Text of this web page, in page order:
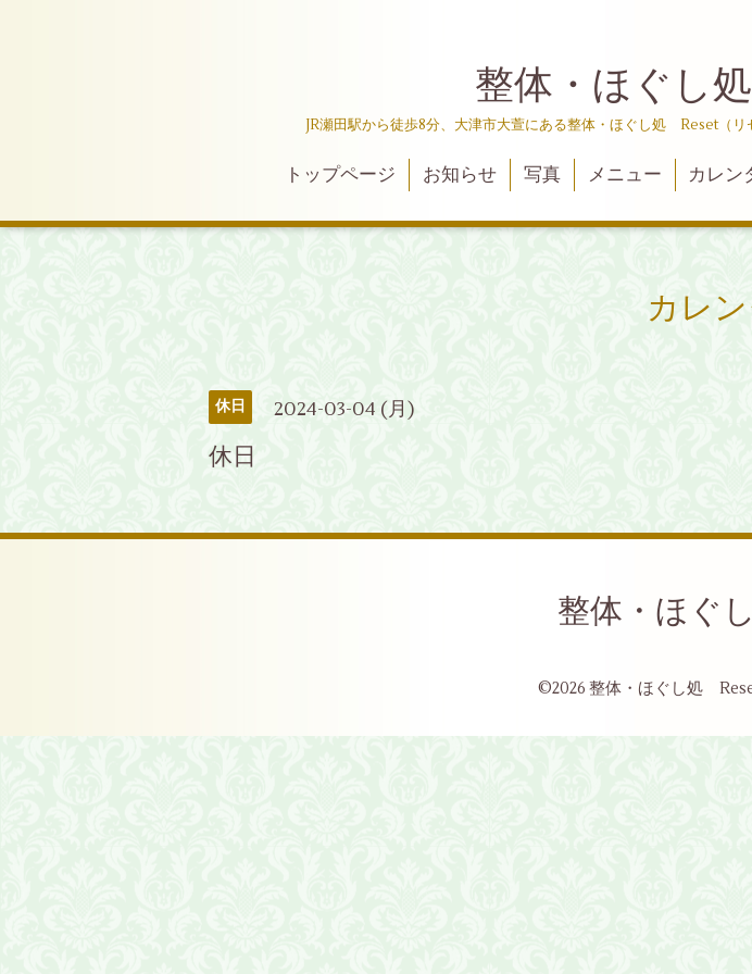
整体・ほぐし
JR瀬田駅から徒歩8分、大津市大萱にある整体・ほぐし処 Reset（
トップページ お知らせ 写真 メニュー カレン
カレ
休日 2024-03-04 (月)
休日
整体・ほぐ
©2026 整体・ほぐし処